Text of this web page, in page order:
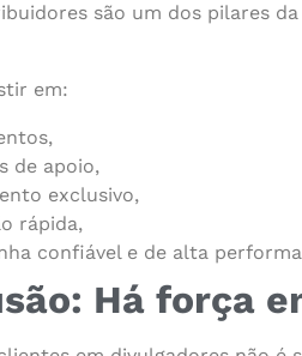
são um dos pilares
em:
de apoio,
exclusivo,
rápida,
confiável e de alta
Há força